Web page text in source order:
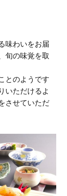
味わいをお届
旬の味覚を取
とのようです
いただけるよ
させていただ